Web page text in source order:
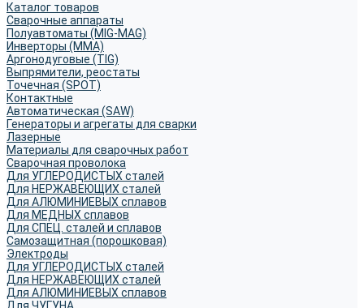
Каталог товаров
Сварочные аппараты
Полуавтоматы (MIG-MAG)
Инверторы (MMA)
Аргонодуговые (TIG)
Выпрямители, реостаты
Точечная (SPOT)
Контактные
Автоматическая (SAW)
Генераторы и агрегаты для сварки
Лазерные
Материалы для сварочных работ
Сварочная проволока
Для УГЛЕРОДИСТЫХ сталей
Для НЕРЖАВЕЮЩИХ сталей
Для АЛЮМИНИЕВЫХ сплавов
Для МЕДНЫХ сплавов
Для СПЕЦ. сталей и сплавов
Самозащитная (порошковая)
Электроды
Для УГЛЕРОДИСТЫХ сталей
Для НЕРЖАВЕЮЩИХ сталей
Для АЛЮМИНИЕВЫХ сплавов